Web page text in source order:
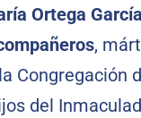
Ortega García
,
Congregación
del